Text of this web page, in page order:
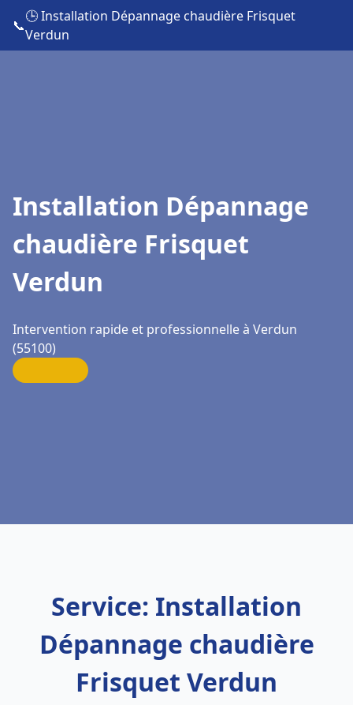
📞
🕒 Installation Dépannage chaudière Frisquet
Verdun
Installation Dépannage
chaudière Frisquet
Verdun
Intervention rapide et professionnelle à Verdun
(55100)
Service: Installation
Dépannage chaudière
Frisquet Verdun